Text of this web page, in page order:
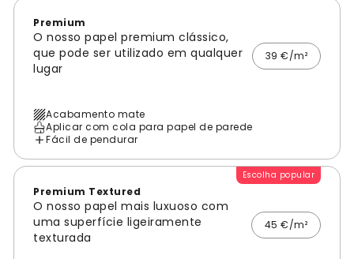
Premium
O nosso papel premium clássico,
que pode ser utilizado em qualquer
lugar
39 €/m²
Acabamento mate
Aplicar com cola para papel de parede
Fácil de pendurar
Escolha popular
Premium Textured
O nosso papel mais luxuoso com
uma superfície ligeiramente
texturada
45 €/m²